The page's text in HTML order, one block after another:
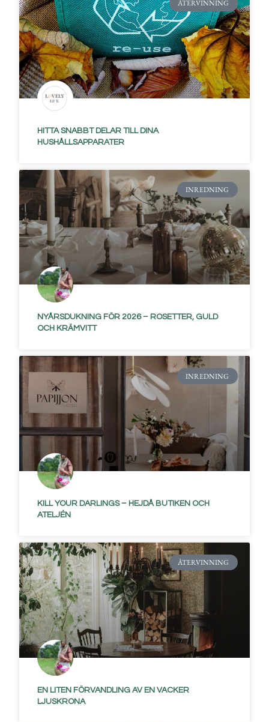
ÅTERVINNING
HITTA SNABBT DELAR TILL DINA
HUSHÅLLSAPPARATER
INREDNING
NYÅRSDUKNING FÖR 2026 – ROSETTER, GULD
OCH KRÄMVITT
INREDNING
KILL YOUR DARLINGS – HEJDÅ BUTIKEN OCH
ATELJÉN
ÅTERVINNING
EN LITEN FÖRVANDLING AV EN VACKER
LJUSKRONA